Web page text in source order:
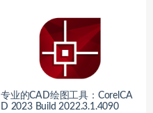
专业的CAD绘图工具：CorelCA
D 2023 Build 2022.3.1.4090